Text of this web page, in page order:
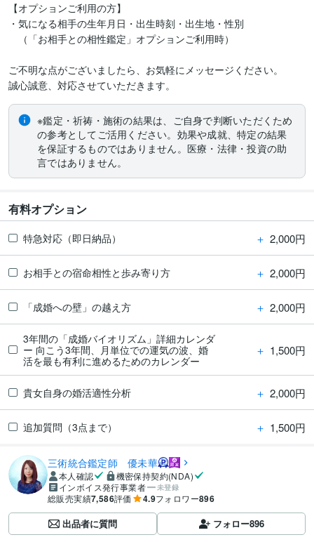
【オプションご利用の方】
・気になる相手の生年月日・出生時刻・出生地・性別
（「お相手との相性鑑定」オプションご利用時）
ご不明な点がございましたら、お気軽にメッセージください。
誠心誠意、対応させていただきます。
※鑑定・祈祷・施術の結果は、ご自身で判断いただくため
の参考としてご活用ください。効果や成就、特定の結果
を保証するものではありません。医療・法律・投資の助
言ではありません。
有料オプション
特急対応（即日納品） ＋ 2,000円
お相手との宿命相性と歩み寄り方 ＋ 2,000円
「成婚への壁」の越え方 ＋ 2,000円
3年間の「成婚バイオリズム」詳細カレンダ
ー 向こう3年間、月単位での運気の波、婚
活を最も有利に進めるためのカレンダー
＋ 1,500円
貴女自身の婚活適性分析 ＋ 2,000円
追加質問（3点まで） ＋ 1,500円
三術統合鑑定師 優未華
本人確認
機密保持契約(NDA)
インボイス発行事業者
未登録
総販売実績7,586評価 4.9フォロワー896
出品者に質問 フォロー896